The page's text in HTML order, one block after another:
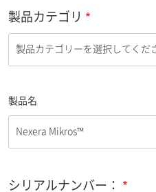
製品カテゴリ
製品名
シリアルナンバー：